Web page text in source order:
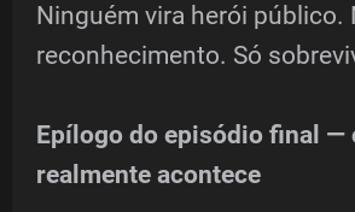
Ninguém vira herói público.
reconhecimento. Só
Epílogo do episódio final —
realmente acontece